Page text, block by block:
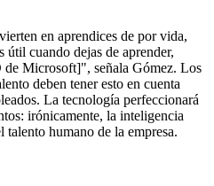
en aprendices de por vida,
útil cuando dejas de aprender,
Microsoft]", señala Gómez. Los
deben tener esto en cuenta
La tecnología perfeccionará
irónicamente, la inteligencia
humano de la empresa.